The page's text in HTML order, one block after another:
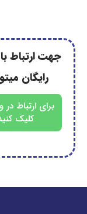
با
میتوانید از
در واتساپ
کلیک کنید